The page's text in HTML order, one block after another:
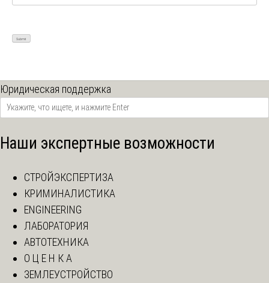
Юридическая поддержка
Наши экспертные возможности
СТРОЙЭКСПЕРТИЗА
КРИМИНАЛИСТИКА
ENGINEERING
ЛАБОРАТОРИЯ
АВТОТЕХНИКА
О Ц Е Н К А
ЗЕМЛЕУСТРОЙСТВО